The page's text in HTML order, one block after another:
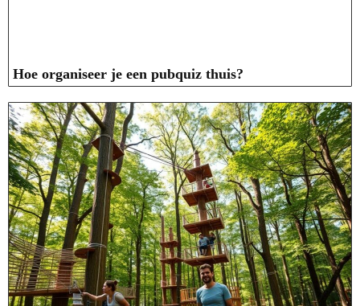
Hoe organiseer je een pubquiz thuis?